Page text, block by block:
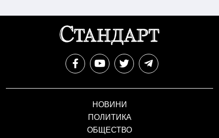
НОВИНИ
ПОЛИТИКА
ОБЩЕСТВО